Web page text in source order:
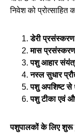
निवेश को प्रोत्साहित
डेरी
मास
पशु आहार
नस्ल सुधार
पशु अपशिष्ट से
पशु टीका एवं
पशुपालकों के लिए शुरू